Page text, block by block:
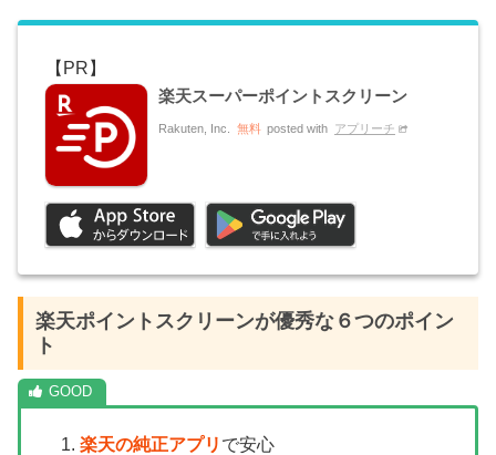
楽天スーパーポイントスクリーン
Rakuten, Inc. 無料 posted with アプリーチ
楽天ポイントスクリーンが優秀な６つのポイン
ト
楽天の純正アプリ で安心